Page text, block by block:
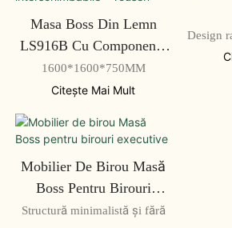
Masa Boss Din Lemn
LS916B Cu Componente
Interschimbabile - Yousen
1600*1600*750MM
Citeşte Mai Mult
Design
Mobilier De Birou Masă
Boss Pentru Birouri
Executive
Structură minimalistă și fără